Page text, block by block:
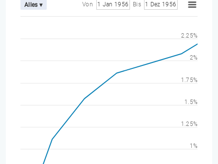
Alles ▾ Von 1 Jan 1956 Bis 1 Dez 1956
1%
1.25%
1.5%
1.75%
2%
2.25%